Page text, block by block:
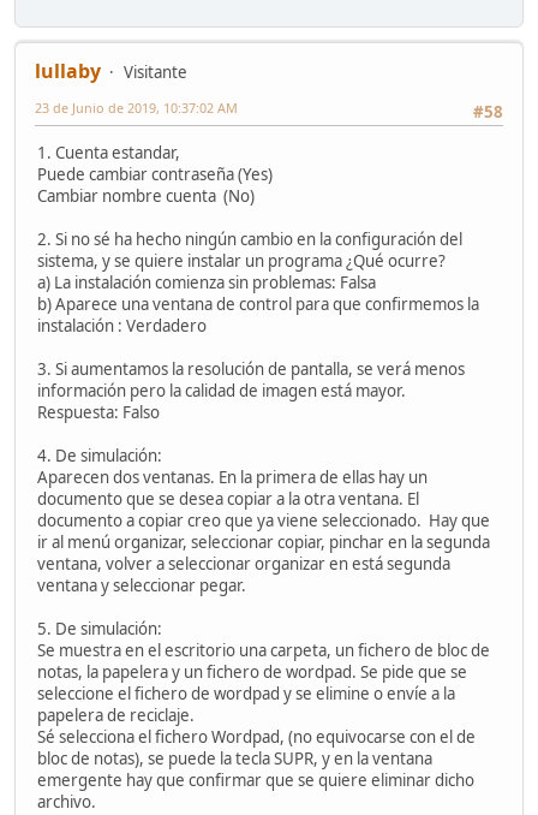
lullaby
Visitante
#58
23 de Junio de 2019, 10:37:02 AM
1. Cuenta estandar,
Puede cambiar contraseña (Yes)
Cambiar nombre cuenta (No)
2. Si no sé ha hecho ningún cambio en la configuración del
sistema, y se quiere instalar un programa ¿Qué ocurre?
a) La instalación comienza sin problemas: Falsa
b) Aparece una ventana de control para que confirmemos la
instalación : Verdadero
3. Si aumentamos la resolución de pantalla, se verá menos
información pero la calidad de imagen está mayor.
Respuesta: Falso
4. De simulación:
Aparecen dos ventanas. En la primera de ellas hay un
documento que se desea copiar a la otra ventana. El
documento a copiar creo que ya viene seleccionado. Hay que
ir al menú organizar, seleccionar copiar, pinchar en la segunda
ventana, volver a seleccionar organizar en está segunda
ventana y seleccionar pegar.
5. De simulación:
Se muestra en el escritorio una carpeta, un fichero de bloc de
notas, la papelera y un fichero de wordpad. Se pide que se
seleccione el fichero de wordpad y se elimine o envíe a la
papelera de reciclaje.
Sé selecciona el fichero Wordpad, (no equivocarse con el de
bloc de notas), se puede la tecla SUPR, y en la ventana
emergente hay que confirmar que se quiere eliminar dicho
archivo.